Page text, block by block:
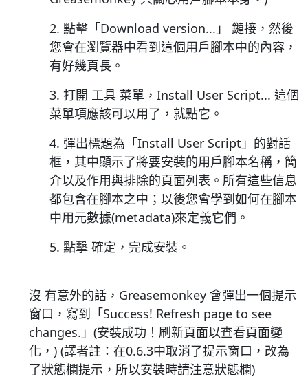
2. 點擊「Download version...」 鏈接，然後
您會在瀏覽器中看到這個用戶腳本中的內容，
有好幾頁長。
3. 打開 工具 菜單，Install User Script... 這個
菜單項應該可以用了，就點它。
4. 彈出標題為「Install User Script」的對話
框，其中顯示了將要安裝的用戶腳本名稱，簡
介以及作用與排除的頁面列表。所有這些信息
都包含在腳本之中；以後您會學到如何在腳本
中用元數據(metadata)來定義它們。
5. 點擊 確定，完成安裝。
沒 有意外的話，Greasemonkey 會彈出一個提示
窗口，寫到「Success! Refresh page to see
changes.」(安裝成功！刷新頁面以查看頁面變
化，) (譯者註：在0.6.3中取消了提示窗口，改為
了狀態欄提示，所以安裝時請注意狀態欄)